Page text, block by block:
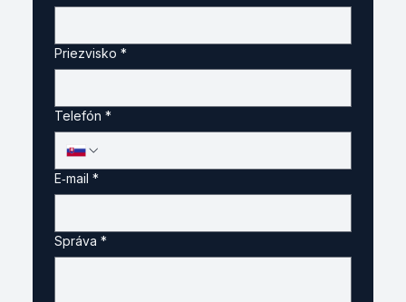
Priezvisko *
Telefón *
E‑mail *
Správa *